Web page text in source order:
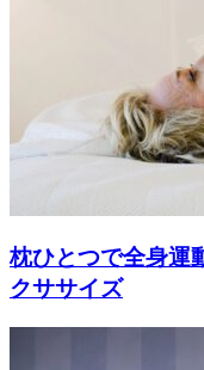
枕ひとつで全身運
クササイズ